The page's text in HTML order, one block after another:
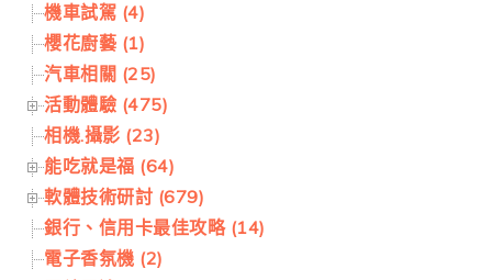
機車試駕 (4)
櫻花廚藝 (1)
汽車相關 (25)
活動體驗 (475)
相機.攝影 (23)
能吃就是福 (64)
軟體技術研討 (679)
銀行、信用卡最佳攻略 (14)
電子香氛機 (2)